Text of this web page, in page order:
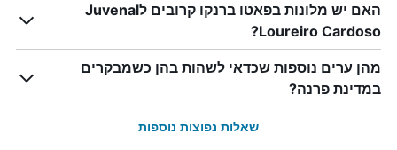
האם יש מלונות בפאטו ברנקו קרובים לJuvenal
Loureiro Cardoso?
מהן ערים נוספות שכדאי לשהות בהן כשמבקרים
במדינת פרנה?
שאלות נפוצות נוספות